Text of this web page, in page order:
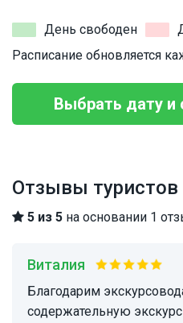
День свободен
Расписание обновляется
Выбрать дату и
Отзывы туристов
5 из 5 на основании 1
Виталия
Благодарим экскурсовода, Ольгу за интересную и
содержательную